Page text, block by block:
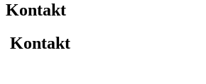
Thermoplate
Kontakt
Kontakt